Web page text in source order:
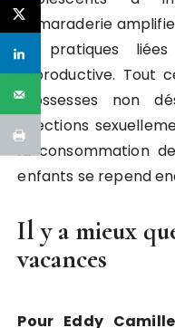
camaraderie
et pratiques
reproductive. Tout
grossesses non
infections
la consommation
enfants se repend
Il y a mieux
vacances
Pour Eddy